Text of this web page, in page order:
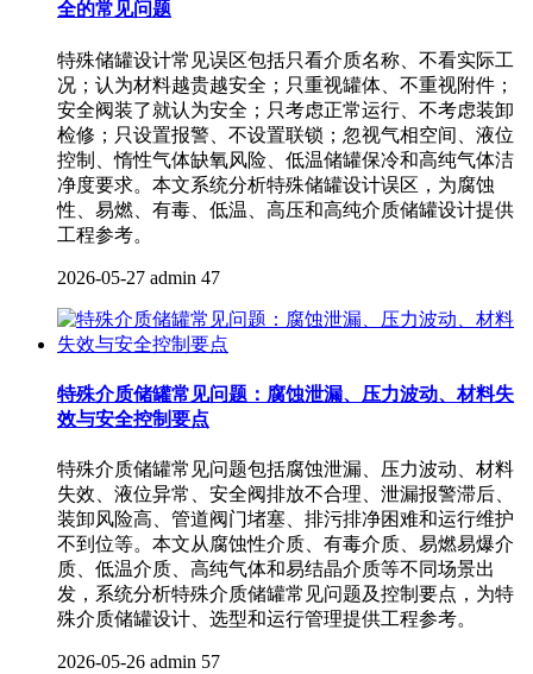
全的常见问题
特殊储罐设计常见误区包括只看介质名称、不看实际工
况；认为材料越贵越安全；只重视罐体、不重视附件；
安全阀装了就认为安全；只考虑正常运行、不考虑装卸
检修；只设置报警、不设置联锁；忽视气相空间、液位
控制、惰性气体缺氧风险、低温储罐保冷和高纯气体洁
净度要求。本文系统分析特殊储罐设计误区，为腐蚀
性、易燃、有毒、低温、高压和高纯介质储罐设计提供
工程参考。
2026-05-27 admin 47
特殊介质储罐常见问题：腐蚀泄漏、压力波动、材料失
效与安全控制要点
特殊介质储罐常见问题包括腐蚀泄漏、压力波动、材料
失效、液位异常、安全阀排放不合理、泄漏报警滞后、
装卸风险高、管道阀门堵塞、排污排净困难和运行维护
不到位等。本文从腐蚀性介质、有毒介质、易燃易爆介
质、低温介质、高纯气体和易结晶介质等不同场景出
发，系统分析特殊介质储罐常见问题及控制要点，为特
殊介质储罐设计、选型和运行管理提供工程参考。
2026-05-26 admin 57